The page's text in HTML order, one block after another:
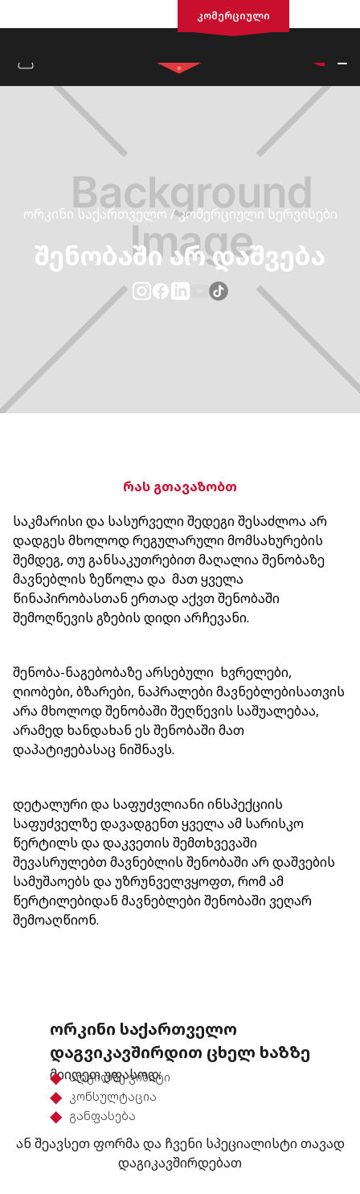
კომერციული
ᲝᲠᲙᲘᲜᲘ ᲡᲐᲥᲐᲠᲗᲕᲔᲚᲝ / ᲙᲝᲛᲔᲠᲪᲘᲣᲚᲘ ᲡᲔᲠᲕᲘᲡᲔᲑᲘ
შენობაში არ დაშვება
რას გთავაზობთ
საკმარისი და სასურველი შედეგი შესაძლოა არ
დადგეს მხოლოდ რეგულარული მომსახურების
შემდეგ, თუ განსაკუთრებით მაღალია შენობაზე
მავნებლის ზეწოლა და მათ ყველა
წინაპირობასთან ერთად აქვთ შენობაში
შემოღწევის გზების დიდი არჩევანი.
შენობა-ნაგებობაზე არსებული ხვრელები,
ღიობები, ბზარები, ნაპრალები მავნებლებისათვის
არა მხოლოდ შენობაში შეღწევის საშუალებაა,
არამედ ხანდახან ეს შენობაში მათ
დაპატიჟებასაც ნიშნავს.
დეტალური და საფუძვლიანი ინსპექციის
საფუძველზე დავადგენთ ყველა ამ სარისკო
წერტილს და დაკვეთის შემთხვევაში
შევასრულებთ მავნებლის შენობაში არ დაშვების
სამუშაოებს და უზრუნველვყოფთ, რომ ამ
წერტილებიდან მავნებლები შენობაში ვეღარ
შემოაღწიონ.
ᲝᲠᲙᲘᲜᲘ ᲡᲐᲥᲐᲠᲗᲕᲔᲚᲝ
დაგვიკავშირდით ცხელ ხაზზე
მიიღეთ უფასოდ:
ადგილზე ვიზიტი
კონსულტაცია
განფასება
ან შეავსეთ ფორმა და ჩვენი სპეციალისტი თავად
დაგიკავშირდებათ